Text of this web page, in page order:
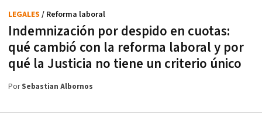
Indemnización por despido en cuotas:
qué cambió con la reforma laboral y por
qué la Justicia no tiene un criterio único
LEGALES / Reforma laboral
PorSebastian Albornos